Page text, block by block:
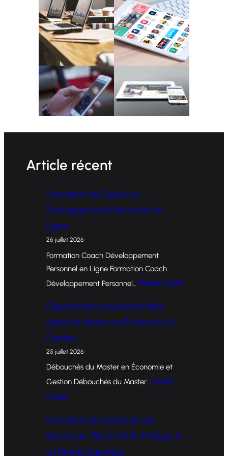
Article récent
Formation de Coach en
Développement Personnel en
Ligne
26 juillet 2026
Formation Coach Développement
Personnel en Ligne Formation Coach
Développement Personnel… Read more:
Opportunités professionnelles
après un Master en Économie et
Gestion
25 juillet 2026
Débouchés du Master en Économie et
Gestion Débouchés du Master… Read
more:
Formation de Coach de Vie
Reconnue : Élever Votre Pratique à
un Niveau Supérieur